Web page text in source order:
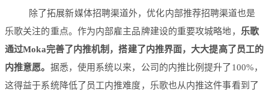
除了拓展新媒体招聘渠道外，优化内部推荐招聘渠道也是
乐歌关注的重点。作为内部雇主品牌建设的重要攻城略地， 乐歌
通过Moka完善了内推机制，搭建了内推界面，大大提高了员工的
内推意愿。 据悉，使用系统以来，公司的内推比例提升了100%，
这得益于系统降低了员工内推难度，乐歌也从内推这件事看到了